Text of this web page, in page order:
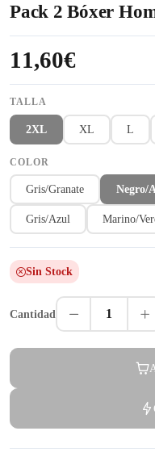
Pack 2 Bóxer
11,60€
TALLA
2XL XL L
COLOR
Gris/Granate Negro/
Gris/Azul Marino/
Sin Stock
Cantidad 1